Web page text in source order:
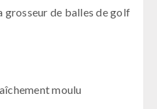
grosseur de balles de golf
moulu